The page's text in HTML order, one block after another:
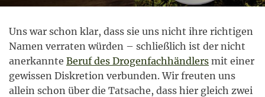
Uns war schon klar, dass sie uns nicht ihre richtigen
Namen verraten würden – schließlich ist der nicht
anerkannte Beruf des Drogenfachhändlers mit einer
gewissen Diskretion verbunden. Wir freuten uns
allein schon über die Tatsache, dass hier gleich zwei